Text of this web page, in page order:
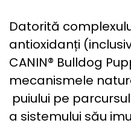
Datorită
antioxidanți
CANIN® Bulldog
mecanismele
puiului pe
a sistemului său